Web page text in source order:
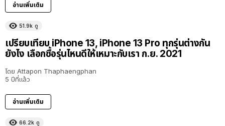
อ่านเพิ่มเติม
51.9k ดู
เปรียบเทียบ iPhone 13, iPhone 13 Pro ทุกรุ่นต่างกัน
ยังไง เลือกซื้อรุ่นไหนดีให้เหมาะกับเรา ก.ย. 2021
โดย Attapon Thaphaengphan
5 ปีที่แล้ว
อ่านเพิ่มเติม
66.2k ดู